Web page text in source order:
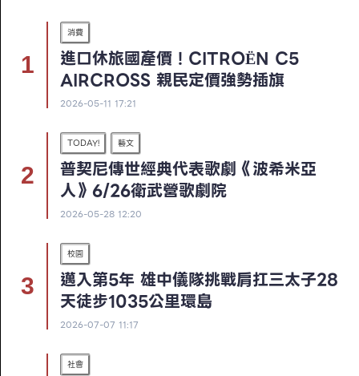
消費
進口休旅國產價！CITROËN C5
AIRCROSS 親民定價強勢插旗
2026-05-11 17:21
TODAY! 藝文
普契尼傳世經典代表歌劇《波希米亞
人》6/26衛武營歌劇院
2026-05-28 12:20
校園
邁入第5年 雄中儀隊挑戰肩扛三太子28
天徒步1035公里環島
2026-07-07 11:17
社會